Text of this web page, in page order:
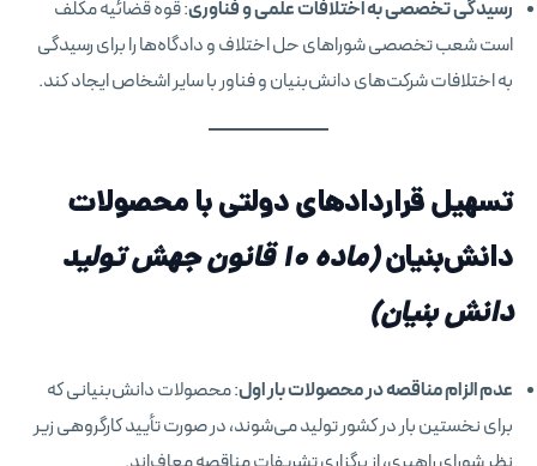
رسیدگی تخصصی به اختلافات علمی و فناوری: قوه قضائیه مکلف
است شعب تخصصی شوراهای حل اختلاف و دادگاه‌ها را برای رسیدگی
به اختلافات شرکت‌های دانش‌بنیان و فناور با سایر اشخاص ایجاد کند.
تسهیل قراردادهای دولتی با محصولات
دانش‌بنیان
(ماده ۱۰ قانون جهش تولید
دانش بنیان)
عدم الزام مناقصه در محصولات بار اول: محصولات دانش‌بنیانی که
برای نخستین بار در کشور تولید می‌شوند، در صورت تأیید کارگروهی زیر